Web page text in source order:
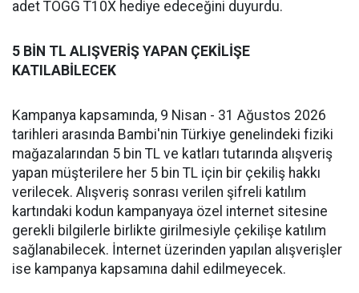
adet TOGG T10X hediye edeceğini duyurdu.
5 BİN TL ALIŞVERİŞ YAPAN ÇEKİLİŞE
KATILABİLECEK
Kampanya kapsamında, 9 Nisan - 31 Ağustos 2026
tarihleri arasında Bambi'nin Türkiye genelindeki fiziki
mağazalarından 5 bin TL ve katları tutarında alışveriş
yapan müşterilere her 5 bin TL için bir çekiliş hakkı
verilecek. Alışveriş sonrası verilen şifreli katılım
kartındaki kodun kampanyaya özel internet sitesine
gerekli bilgilerle birlikte girilmesiyle çekilişe katılım
sağlanabilecek. İnternet üzerinden yapılan alışverişler
ise kampanya kapsamına dahil edilmeyecek.